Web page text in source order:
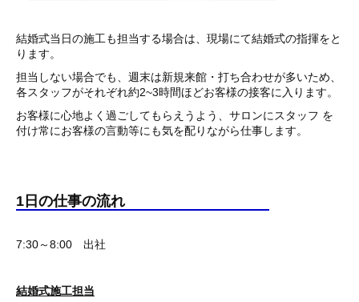
結婚式当日の施工も担当する場合は、現場にて結婚式の指揮をと
ります。
担当しない場合でも、週末は新規来館・打ち合わせが多いため、
各スタッフがそれぞれ約2~3時間ほどお客様の接客に入ります。
お客様に心地よく過ごしてもらえうよう、サロンにスタッフ を
付け常にお客様の言動等にも気を配りながら仕事します。
1日の仕事の流れ
7:30～8:00 出社
結婚式施工担当